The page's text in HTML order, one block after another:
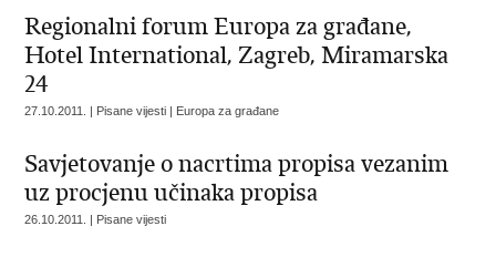
Regionalni forum Europa za građane,
Hotel International, Zagreb, Miramarska
24
27.10.2011. | Pisane vijesti | Europa za građane
Savjetovanje o nacrtima propisa vezanim
uz procjenu učinaka propisa
26.10.2011. | Pisane vijesti